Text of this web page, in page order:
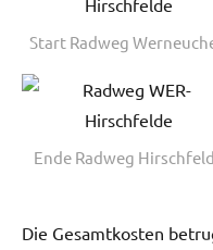
Start Radweg
Ende Radweg
Die Gesamtkosten